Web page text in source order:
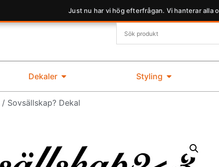
Just nu har vi hög efterfrågan. Vi hanterar alla
Dekaler Styling
/ Sovsällskap? Dekal